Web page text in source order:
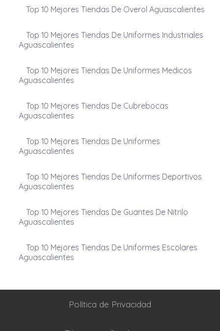
Top 10 Mejores Tiendas De Overol Aguascalientes
Top 10 Mejores Tiendas De Uniformes Industriales
Aguascalientes
Top 10 Mejores Tiendas De Uniformes Medicos
Aguascalientes
Top 10 Mejores Tiendas De Cubrebocas
Aguascalientes
Top 10 Mejores Tiendas De Uniformes
Aguascalientes
Top 10 Mejores Tiendas De Uniformes Deportivos
Aguascalientes
Top 10 Mejores Tiendas De Guantes De Nitrilo
Aguascalientes
Top 10 Mejores Tiendas De Uniformes Escolares
Aguascalientes
Política de Privacidad